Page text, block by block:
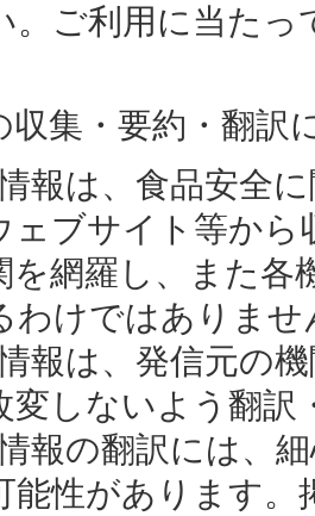
。ご利用に当た
集・要約・翻訳
報は、食品安全
ェブサイト等か
を網羅し、また各
わけではありませ
報は、発信元の
変しないよう翻訳
報の翻訳には、
能性があります。